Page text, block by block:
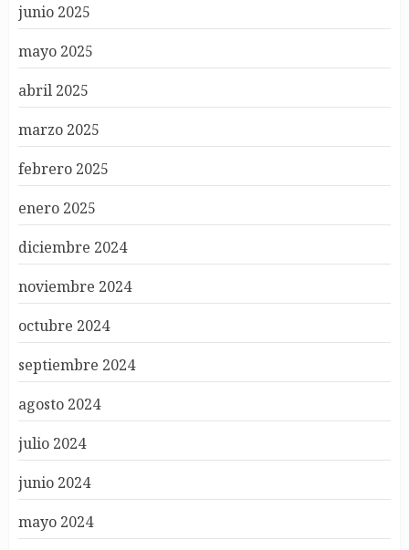
junio 2025
mayo 2025
abril 2025
marzo 2025
febrero 2025
enero 2025
diciembre 2024
noviembre 2024
octubre 2024
septiembre 2024
agosto 2024
julio 2024
junio 2024
mayo 2024